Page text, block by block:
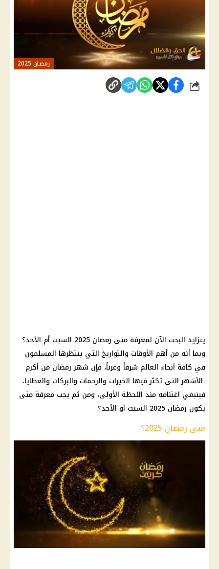
رمضان 2025
شارك
يتزايد البحث الآن لمعرفة متى رمضان 2025 السبت أم الأحد؟
وبما أنه من أهم الأوقات والتواريخ التي ينتظرها المسلمون
في كافة أنحاء العالم شرقاً وغرباً، فإن شهر رمضان من أكرم
الأشهر التي تكثر فيها الخيرات والرحمات والبركات والعطايا،
فينبغي اغتنامه منذ اللحظة الأولى، ومن ثم يجب معرفة متى
يكون رمضان 2025 السبت أو الأحد؟
متى رمضان 2025؟